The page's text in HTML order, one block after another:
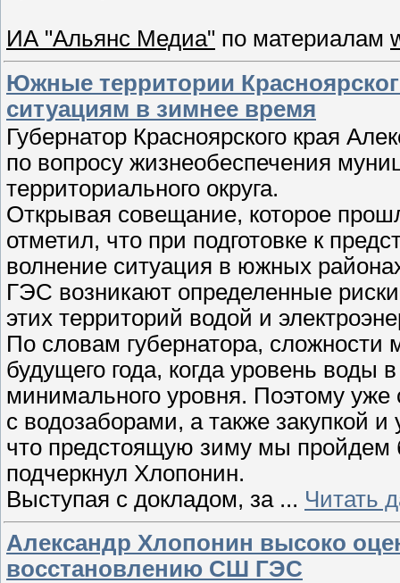
ИА "Альянс Медиа" по материалам
Южные территории
ситуациям в зимнее время
Губернатор Красноярского края
по вопросу жизнеобеспечения
территориального округа.
Открывая совещание, которое
отметил, что при подготовке к
волнение ситуация в южных
ГЭС возникают определенные
этих территорий водой и
По словам губернатора, сложности
будущего года, когда уровень воды
минимального уровня. Поэтому
с водозаборами, а также закупкой
что предстоящую зиму мы пройдем
подчеркнул Хлопонин.
Выступая с докладом, за ... Читать
Александр Хлопонин высоко
восстановлению СШ ГЭС